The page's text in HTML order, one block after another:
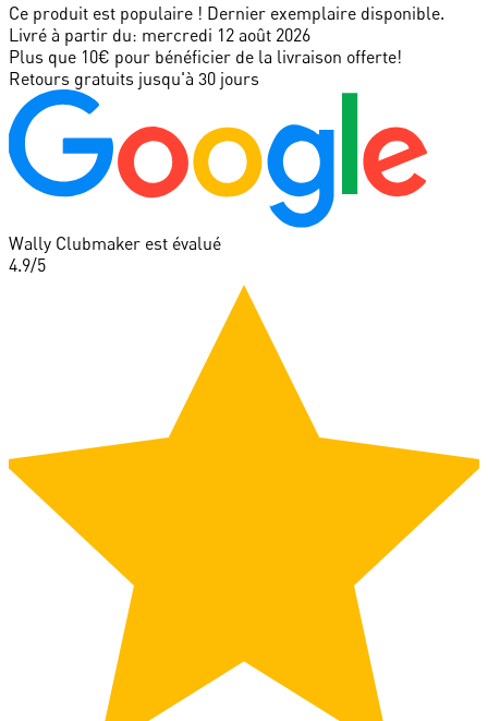
Ce produit est populaire ! Dernier exemplaire disponible.
Livré à partir du: mercredi 12 août 2026
Plus que 10€ pour bénéficier de la livraison offerte!
Retours gratuits jusqu'à 30 jours
Wally Clubmaker est évalué
4.9/5